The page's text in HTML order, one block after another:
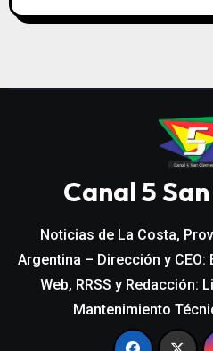
Canal 5
Noticias de La Costa,
Argentina – Dirección y
Web, RRSS y Redacción:
Mantenimiento